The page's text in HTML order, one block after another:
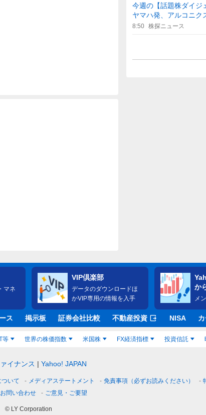
今週の【話題株ダイジ
ヤマハ発、アルコニク
8:50 株探ニュース
マネ
VIP倶楽部
データのダウンロードほ
かVIP専用の情報を入手
か
メ
ス 掲示板 証券会社比較 不動産投資 NISA
等 世界の株価指数 米国株 FX経済指標 投資信託
イナンス Yahoo! JAPAN
ついて メディアステートメント 免責事項（必ずお読みください）
問い合わせ
ご意見・ご要望
© LY Corporation